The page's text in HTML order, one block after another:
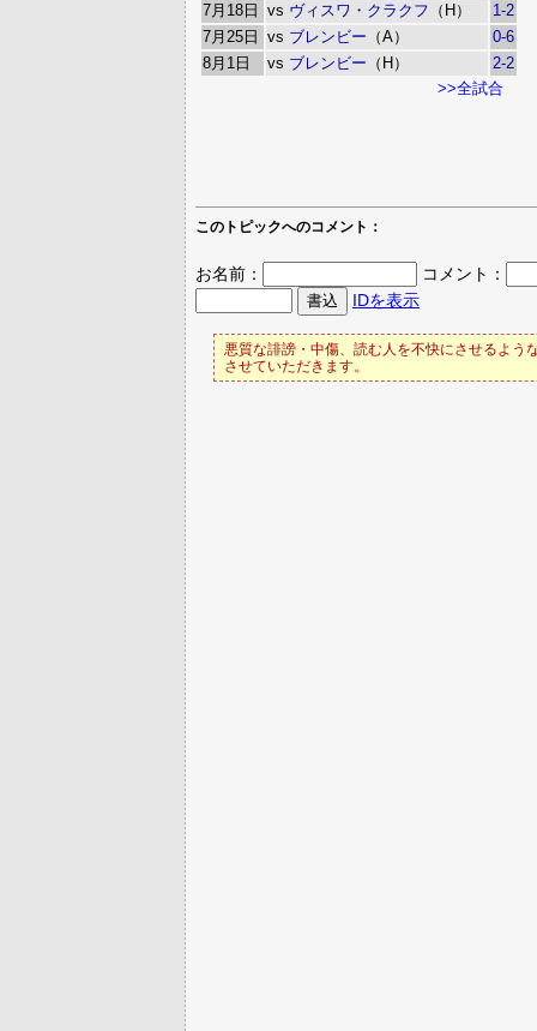
7月18日
vs ヴィスワ・クラクフ （H）
1-2
7月25日
vs ブレンビー （A）
0-6
8月1日
vs ブレンビー （H）
2-2
>>全試合
このトピックへのコメント：
お名前：
コメント：
IDを表示
悪質な誹謗・中傷、読む人を不快にさせるよう
させていただきます。